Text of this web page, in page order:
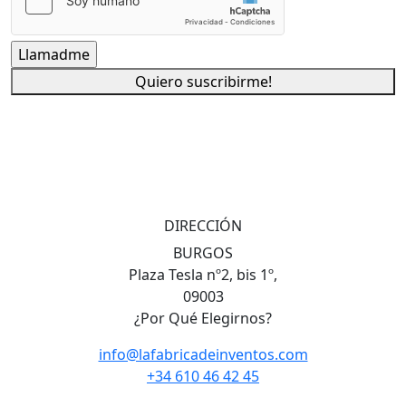
Quiero suscribirme!
DIRECCIÓN
BURGOS
Plaza Tesla nº2, bis 1º,
09003
¿Por Qué Elegirnos?
info@lafabricadeinventos.com
+34 610 46 42 45